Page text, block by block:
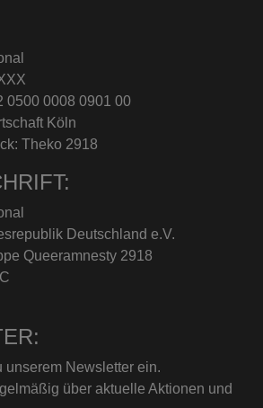
0500 0008 0901 00
Köln
Theko 2918
Deutschland e.V.
Queeramnesty 2918
unserem Newsletter ein.
über aktuelle Aktionen und